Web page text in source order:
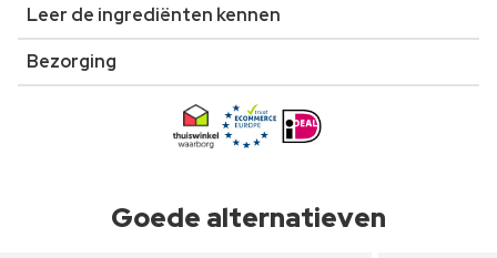
Leer de ingrediënten kennen
Bezorging
Goede alternatieven